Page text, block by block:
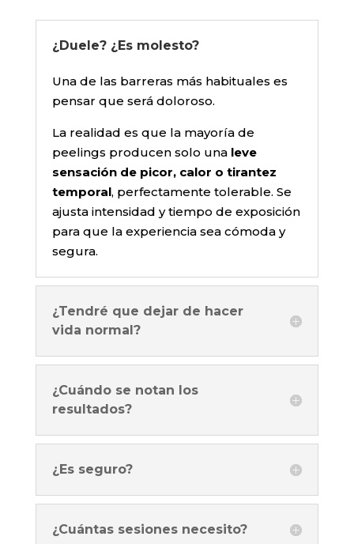
¿Duele? ¿Es molesto?
Una de las barreras más habituales es
pensar que será doloroso.
La realidad es que la mayoría de
peelings producen solo una leve
sensación de picor, calor o tirantez
temporal, perfectamente tolerable. Se
ajusta intensidad y tiempo de exposición
para que la experiencia sea cómoda y
segura.
¿Tendré que dejar de hacer
vida normal?
¿Cuándo se notan los
resultados?
¿Es seguro?
¿Cuántas sesiones necesito?